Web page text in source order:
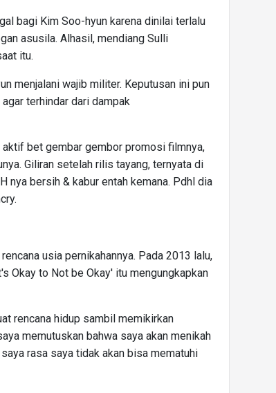
bagi Kim Soo-hyun karena dinilai terlalu
asusila. Alhasil, mendiang Sulli
itu.
menjalani wajib militer. Keputusan ini pun
terhindar dari dampak
bet gembar gembor promosi filmnya,
Giliran setelah rilis tayang, ternyata di
nya bersih & kabur entah kemana. Pdhl dia
usia pernikahannya. Pada 2013 lalu,
Okay to Not be Okay' itu mengungkapkan
rencana hidup sambil memikirkan
memutuskan bahwa saya akan menikah
rasa saya tidak akan bisa mematuhi